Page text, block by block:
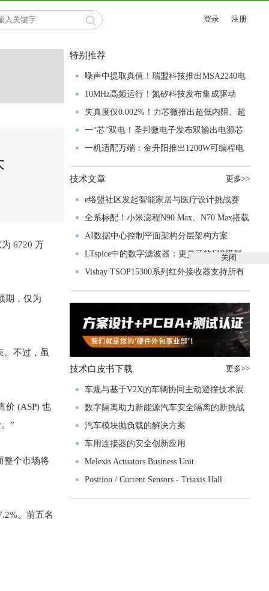
登录 注册
6720 万
期，仅为
。不过，虽
价 (ASP) 也
”
整个市场将
。前五名
特别推荐
噪声中提取真值！瑞盟科技推出MSA2240电
流检测芯片赋能多元高端测量场景
10MHz高频运行！氮矽科技发布集成驱动
GaN芯片，助力电源能效再攀新高
失真度仅0.002%！力芯微推出超低内阻、超
低失真4PST模拟开关
一“芯”双电！圣邦微电子发布双输出电源芯
片，简化AFE与音频设计
一机适配万端：金升阳推出1200W可编程电
源，赋能高端装备制造
技术文章 更多>>
e络盟社区发起智能家居与医疗设计挑战赛
全系标配！小米澎程N90 Max、N70 Max搭载
禾赛激光雷达正式亮相
AI数据中心控制平面架构分层架构方案
LTspice中的数字滤波器：更灵活的FIR模型
Vishay TSOP15300系列红外接收器支持所有
主流遥控代码
技术白皮书下载 更多>>
车规与基于V2X的车辆协同主动避撞技术展
望
数字隔离助力新能源汽车安全隔离的新挑战
汽车模块抛负载的解决方案
车用连接器的安全创新应用
Melexis Actuators Business Unit
Position / Current Sensors - Triaxis Hall
关闭